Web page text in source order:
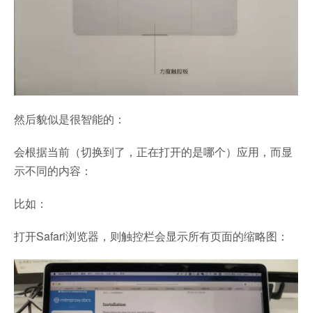
然后貌似是很智能的：
会根据当前（切换到了，正在打开的是哪个）应用，而显
示不同的内容：
比如：
打开Safari浏览器，则触控栏会显示所有页面的缩略图：